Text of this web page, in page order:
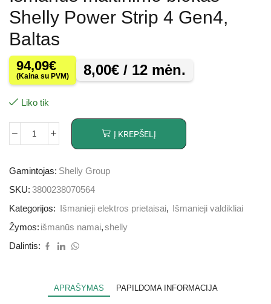
Shelly Power Strip 4 Gen4,
Baltas
94,09€
(Kaina su PVM) 8,00€ / 12 mėn.
Liko tik
Į KREPŠELĮ
Gamintojas: Shelly Group
SKU: 3800238070564
Kategorijos:
Išmanieji elektros prietaisai,
Išmanieji valdikliai
Žymos: išmanūs namai,shelly
Dalintis:
APRAŠYMAS PAPILDOMA INFORMACIJA